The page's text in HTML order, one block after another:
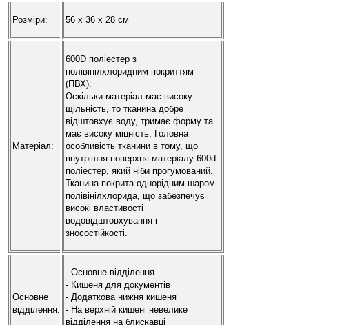
Розміри: 56 х 36 х 28 см
Матеріал:
600D поліестер з
полівінілхлоридним покриттям
(ПВХ).
Оскільки матеріал має високу
щільність, то тканина добре
відштовхує воду, тримає форму та
має високу міцність. Головна
особливість тканини в тому, що
внутрішня поверхня матеріалу 600d
поліестер, який ніби прогумований.
Тканина покрита однорідним шаром
полівінілхлорида, що забезпечує
високі властивості
водовідштовхування і
зносостійкості.
Основне
відділення:
- Основне відділення
- Кишеня для документів
- Додаткова нижня кишеня
- На верхній кишені невелике
відділення на блискавці